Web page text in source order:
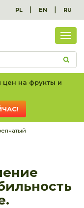
PL | EN | RU
вес
на фрукты и